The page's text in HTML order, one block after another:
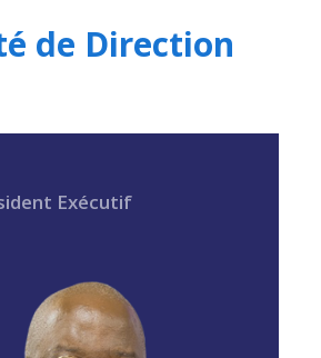
de Direction
Exécutif